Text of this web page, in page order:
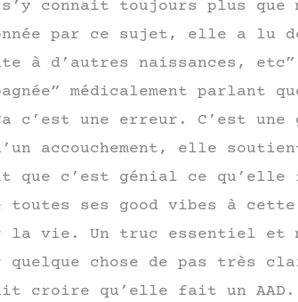
connait toujours plus que
par ce sujet, elle a lu
à d’autres naissances,
médicalement parlant
c’est une erreur. C’est
accouchement, elle
que c’est génial ce
toutes ses good vibes à
la vie. Un truc essentiel
quelque chose de pas très
croire qu’elle fait un